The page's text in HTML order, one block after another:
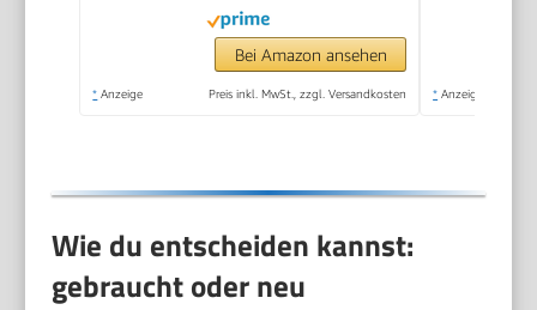
Pulssensor bis 120 kg,
Fitnessgeräte für
Zuhause
Bei Amazon ansehen
* Anzeige Preis inkl. MwSt., zzgl. Versandkosten * Anzeige
Wie du entscheiden kannst:
gebraucht oder neu